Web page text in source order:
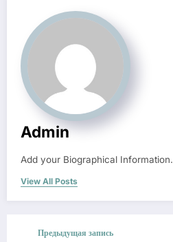
Admin
Add your Biographical Information.
View All Posts
Предыдущая запись